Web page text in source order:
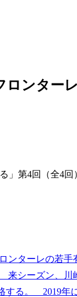
ロンター
」第4回（全4回
ンターレの若
シーズン、川
する。 2019年